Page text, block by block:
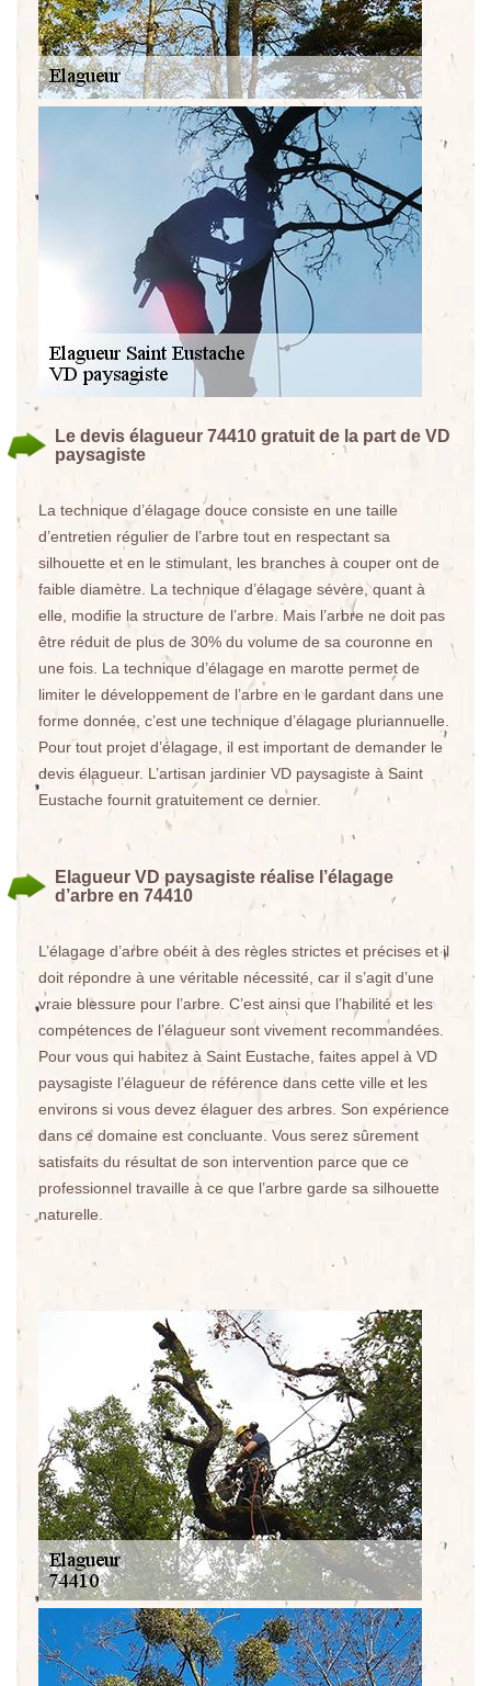
Le devis élagueur 74410 gratuit de la part de VD
paysagiste
La technique d’élagage douce consiste en une taille
d’entretien régulier de l’arbre tout en respectant sa
silhouette et en le stimulant, les branches à couper ont de
faible diamètre. La technique d’élagage sévère, quant à
elle, modifie la structure de l’arbre. Mais l’arbre ne doit pas
être réduit de plus de 30% du volume de sa couronne en
une fois. La technique d’élagage en marotte permet de
limiter le développement de l’arbre en le gardant dans une
forme donnée, c’est une technique d’élagage pluriannuelle.
Pour tout projet d’élagage, il est important de demander le
devis élagueur. L’artisan jardinier VD paysagiste à Saint
Eustache fournit gratuitement ce dernier.
Elagueur VD paysagiste réalise l’élagage
d’arbre en 74410
L’élagage d’arbre obéit à des règles strictes et précises et il
doit répondre à une véritable nécessité, car il s’agit d’une
vraie blessure pour l’arbre. C’est ainsi que l’habilité et les
compétences de l’élagueur sont vivement recommandées.
Pour vous qui habitez à Saint Eustache, faites appel à VD
paysagiste l’élagueur de référence dans cette ville et les
environs si vous devez élaguer des arbres. Son expérience
dans ce domaine est concluante. Vous serez sûrement
satisfaits du résultat de son intervention parce que ce
professionnel travaille à ce que l’arbre garde sa silhouette
naturelle.